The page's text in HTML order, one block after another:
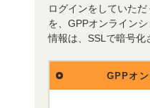
ログインをしていた
を、GPPオンライン
情報は、SSLで暗号化
GPPオ